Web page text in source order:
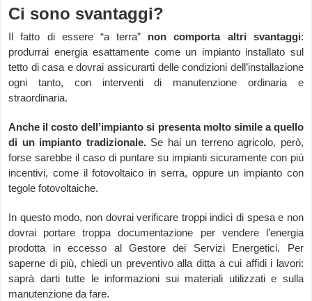
Ci sono svantaggi?
Il fatto di essere “a terra” non comporta altri svantaggi:
produrrai energia esattamente come un impianto installato sul
tetto di casa e dovrai assicurarti delle condizioni dell’installazione
ogni tanto, con interventi di manutenzione ordinaria e
straordinaria.
Anche il costo dell’impianto si presenta molto simile a quello
di un impianto tradizionale.Se hai un terreno agricolo, però,
forse sarebbe il caso di puntare su impianti sicuramente con più
incentivi, come il fotovoltaico in serra, oppure un impianto con
tegole fotovoltaiche.
In questo modo, non dovrai verificare troppi indici di spesa e non
dovrai portare troppa documentazione per vendere l’energia
prodotta in eccesso al Gestore dei Servizi Energetici. Per
saperne di più, chiedi un preventivo alla ditta a cui affidi i lavori:
saprà darti tutte le informazioni sui materiali utilizzati e sulla
manutenzione da fare.